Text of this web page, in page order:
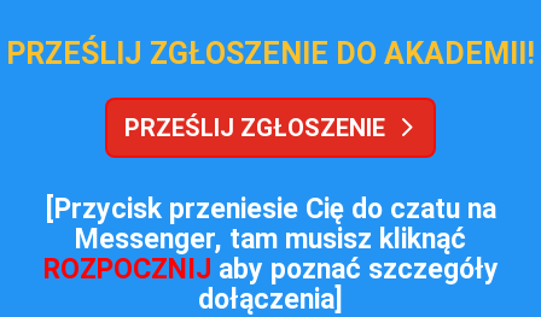
PRZEŚLIJ ZGŁOSZENIE DO AKADEMII!
PRZEŚLIJ ZGŁOSZENIE
[Przycisk przeniesie Cię do czatu na
Messenger, tam musisz kliknąć
ROZPOCZNIJ aby poznać szczegóły
dołączenia]